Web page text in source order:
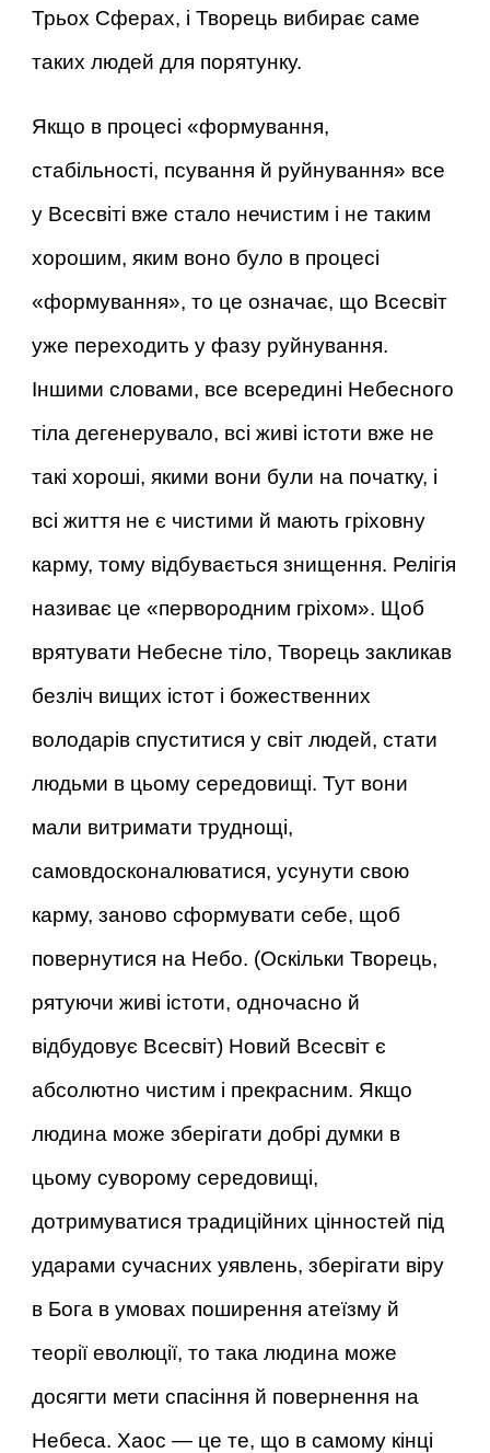
Трьох Сферах, і Творець вибирає саме
таких людей для порятунку.
Якщо в процесі «формування,
стабільності, псування й руйнування» все
у Всесвіті вже стало нечистим і не таким
хорошим, яким воно було в процесі
«формування», то це означає, що Всесвіт
уже переходить у фазу руйнування.
Іншими словами, все всередині Небесного
тіла дегенерувало, всі живі істоти вже не
такі хороші, якими вони були на початку, і
всі життя не є чистими й мають гріховну
карму, тому відбувається знищення. Релігія
називає це «первородним гріхом». Щоб
врятувати Небесне тіло, Творець закликав
безліч вищих істот і божественних
володарів спуститися у світ людей, стати
людьми в цьому середовищі. Тут вони
мали витримати труднощі,
самовдосконалюватися, усунути свою
карму, заново сформувати себе, щоб
повернутися на Небо. (Оскільки Творець,
рятуючи живі істоти, одночасно й
відбудовує Всесвіт) Новий Всесвіт є
абсолютно чистим і прекрасним. Якщо
людина може зберігати добрі думки в
цьому суворому середовищі,
дотримуватися традиційних цінностей під
ударами сучасних уявлень, зберігати віру
в Бога в умовах поширення атеїзму й
теорії еволюції, то така людина може
досягти мети спасіння й повернення на
Небеса. Хаос — це те, що в самому кінці